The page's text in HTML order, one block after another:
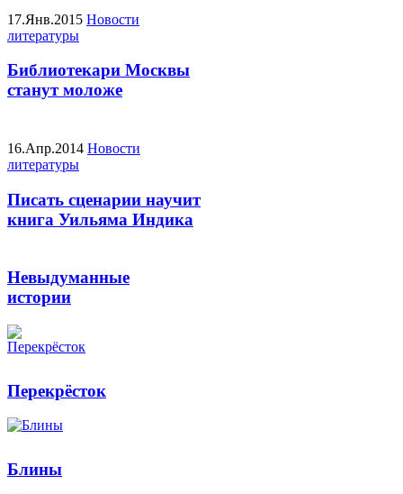
17.Янв.2015 Новости
литературы
Библиотекари Москвы
станут моложе
16.Апр.2014 Новости
литературы
Писать сценарии научит
книга Уильяма Индика
Невыдуманные
истории
Перекрёсток
Блины